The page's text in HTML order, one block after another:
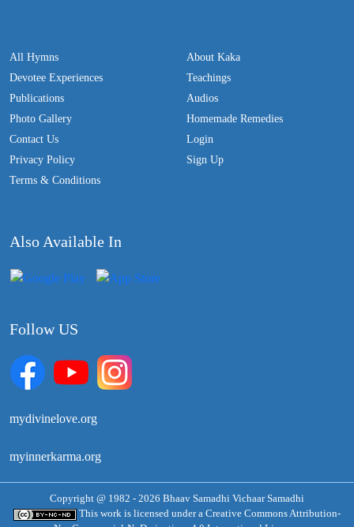
All Hymns
Devotee Experiences
Publications
Photo Gallery
Contact Us
Privacy Policy
Terms & Conditions
About Kaka
Teachings
Audios
Homemade Remedies
Login
Sign Up
Also Available In
Follow US
mydivinelove.org
myinnerkarma.org
Copyright @ 1982 - 2026 Bhaav Samadhi Vichaar Samadhi
This work is licensed under a Creative Commons Attribution-